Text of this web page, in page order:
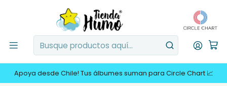
Apoya desde Chile! Tus álbumes suman para Circle Chart 📈